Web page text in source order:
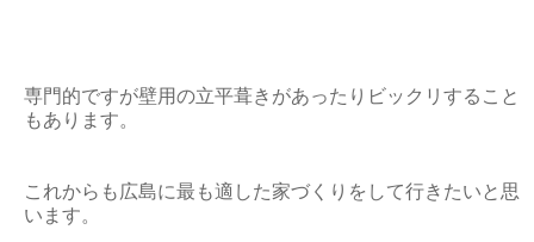
専門的ですが壁用の立平葺きがあったりビックリすること
もあります。
これからも広島に最も適した家づくりをして行きたいと思
います。